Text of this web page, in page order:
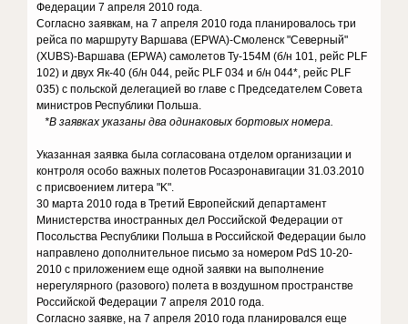
Федерации 7 апреля 2010 года.
Согласно заявкам, на 7 апреля 2010 года планировалось три
рейса по маршруту Варшава (EPWA)-Смоленск "Северный"
(XUBS)-Варшава (EPWA) самолетов Ту-154М (б/н 101, рейс PLF
102) и двух Як-40 (б/н 044, рейс PLF 034 и б/н 044*, рейс PLF
035) с польской делегацией во главе с Председателем Совета
министров Республики Польша.
*В заявках указаны два одинаковых бортовых номера.
Указанная заявка была согласована отделом организации и
контроля особо важных полетов Росаэронавигации 31.03.2010
с присвоением литера "K".
30 марта 2010 года в Третий Европейский департамент
Министерства иностранных дел Российской Федерации от
Посольства Республики Польша в Российской Федерации было
направлено дополнительное письмо за номером PdS 10-20-
2010 с приложением еще одной заявки на выполнение
нерегулярного (разового) полета в воздушном пространстве
Российской Федерации 7 апреля 2010 года.
Согласно заявке, на 7 апреля 2010 года планировался еще